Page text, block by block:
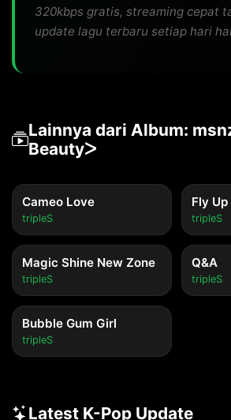
320kbps gratis, streaming cepat
update lagu terbaru setiap hari
Lainnya dari Album:
Beautyᐳ
Cameo Love
tripleS
Fly Up
tripleS
Magic Shine New Zone
tripleS
Q&A
tripleS
Bubble Gum Girl
tripleS
Latest K-Pop Update